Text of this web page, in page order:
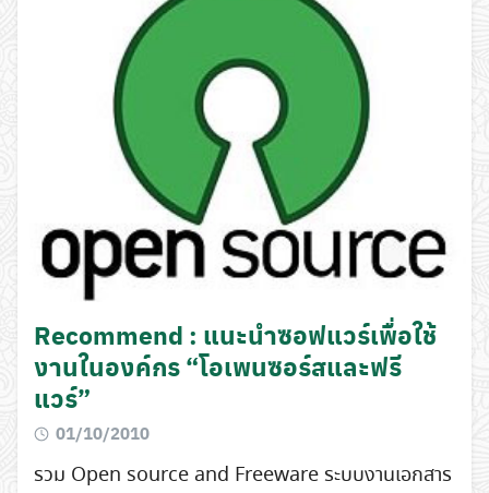
Search
for:
Recommend : แนะนำซอฟแวร์เพื่อใช้
งานในองค์กร “โอเพนซอร์สและฟรี
แวร์”
01/10/2010
รวม Open source and Freeware ระบบงานเอกสาร